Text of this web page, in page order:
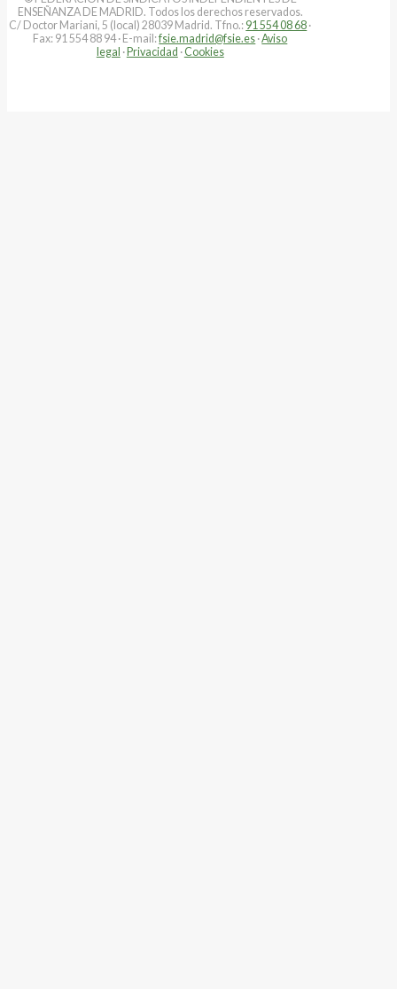
ENSEÑANZA DE MADRID. Todos los derechos reservados.
C/ Doctor Mariani, 5 (local) 28039 Madrid. Tfno.: 91 554 08 68 ·
Fax: 91 554 88 94 · E-mail:fsie.madrid@fsie.es ·Aviso
legal ·Privacidad · Cookies